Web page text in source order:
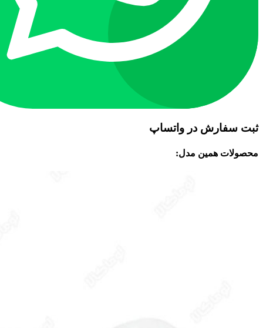
ثبت سفارش در واتساپ
محصولات همین مدل: